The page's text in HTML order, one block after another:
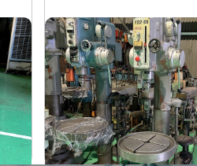
直立ボール盤
メーカー 吉田
形 式YD2-55
年 式-